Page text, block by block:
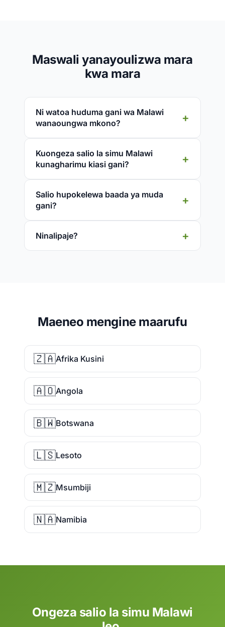
Maswali yanayoulizwa mara
kwa mara
Ni watoa huduma gani wa Malawi
wanaoungwa mkono?
Kuongeza salio la simu Malawi
kunagharimu kiasi gani?
Salio hupokelewa baada ya muda
gani?
Ninalipaje?
Maeneo mengine maarufu
🇿🇦Afrika Kusini
🇦🇴Angola
🇧🇼Botswana
🇱🇸Lesoto
🇲🇿Msumbiji
🇳🇦Namibia
Ongeza salio la simu Malawi